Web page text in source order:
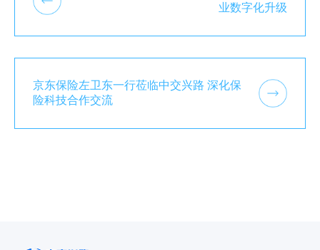
业数字化升级
京东保险左卫东一行莅临中交兴路 深化保
险科技合作交流